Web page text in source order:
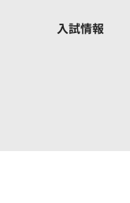
入試情報